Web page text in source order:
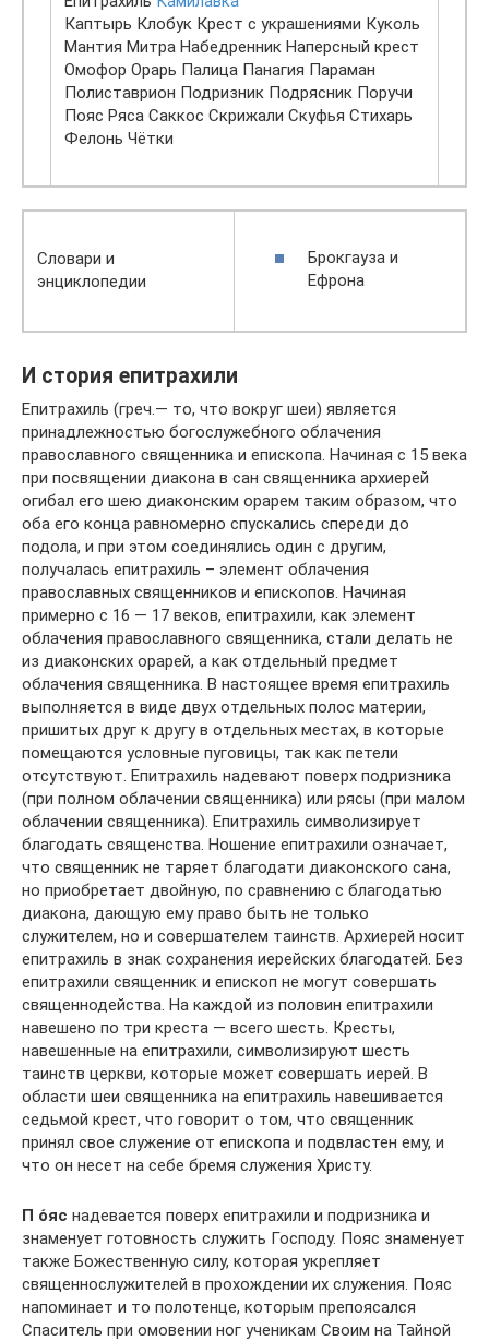
Каптырь Клобук Крест с украшениями Куколь
Мантия Митра Набедренник Наперсный крест
Омофор Орарь Палица Панагия Параман
Полиставрион Подризник Подрясник Поручи
Пояс Ряса Саккос Скрижали Скуфья Стихарь
Фелонь Чётки
Словари и
энциклопедии
Брокгауза и
Ефрона
И стория епитрахили
Епитрахиль (греч.— то, что вокруг шеи) является
принадлежностью богослужебного облачения
православного священника и епископа. Начиная с 15 века
при посвящении диакона в сан священника архиерей
огибал его шею диаконским орарем таким образом, что
оба его конца равномерно спускались спереди до
подола, и при этом соединялись один с другим,
получалась епитрахиль – элемент облачения
православных священников и епископов. Начиная
примерно с 16 — 17 веков, епитрахили, как элемент
облачения православного священника, стали делать не
из диаконских орарей, а как отдельный предмет
облачения священника. В настоящее время епитрахиль
выполняется в виде двух отдельных полос материи,
пришитых друг к другу в отдельных местах, в которые
помещаются условные пуговицы, так как петели
отсутствуют. Епитрахиль надевают поверх подризника
(при полном облачении священника) или рясы (при малом
облачении священника). Епитрахиль символизирует
благодать священства. Ношение епитрахили означает,
что священник не таряет благодати диаконского сана,
но приобретает двойную, по сравнению с благодатью
диакона, дающую ему право быть не только
служителем, но и совершателем таинств. Архиерей носит
епитрахиль в знак сохранения иерейских благодатей. Без
епитрахили священник и епископ не могут совершать
священнодейства. На каждой из половин епитрахили
навешено по три креста — всего шесть. Кресты,
навешенные на епитрахили, символизируют шесть
таинств церкви, которые может совершать иерей. В
области шеи священника на епитрахиль навешивается
седьмой крест, что говорит о том, что священник
принял свое служение от епископа и подвластен ему, и
что он несет на себе бремя служения Христу.
П о́яс надевается поверх епитрахили и подризника и
знаменует готовность служить Господу. Пояс знаменует
также Божественную силу, которая укрепляет
священнослужителей в прохождении их служения. Пояс
напоминает и то полотенце, которым препоясался
Спаситель при омовении ног ученикам Своим на Тайной